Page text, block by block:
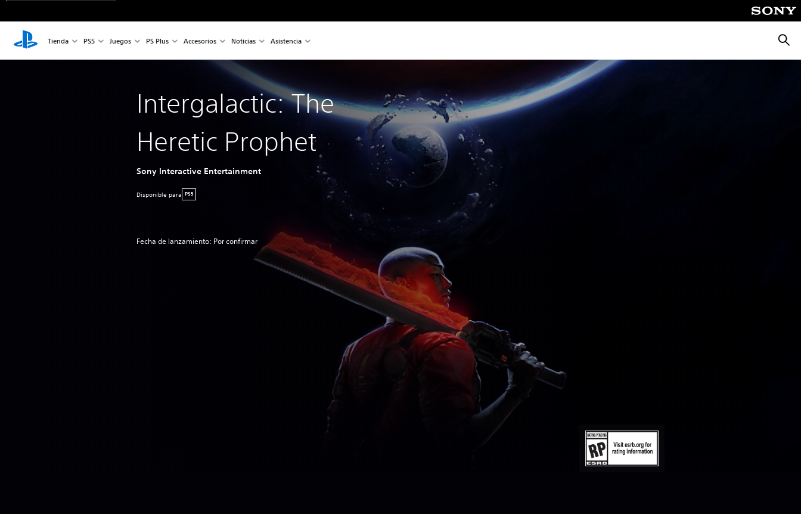
Tienda PS5 Juegos PS Plus Accesorios Noticias Asistencia
Intergalactic: The
Heretic Prophet
Sony Interactive Entertainment
Disponible para PS5
Fecha de lanzamiento: Por confirmar